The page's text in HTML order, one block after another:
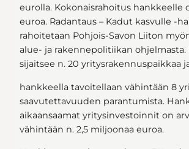
eurolla. Kokonaisrahoitus hankkeelle
euroa. Radantaus – Kadut kasvulle -
rahoitetaan Pohjois-Savon Liiton
alue- ja rakennepolitiikan ohjelmasta.
sijaitsee n. 20 yritysrakennuspaikkaa
hankkeella tavoitellaan vähintään 8
saavutettavuuden parantumista.
aikaansaamat yritysinvestoinnit on
vähintään n. 2,5 miljoonaa euroa.